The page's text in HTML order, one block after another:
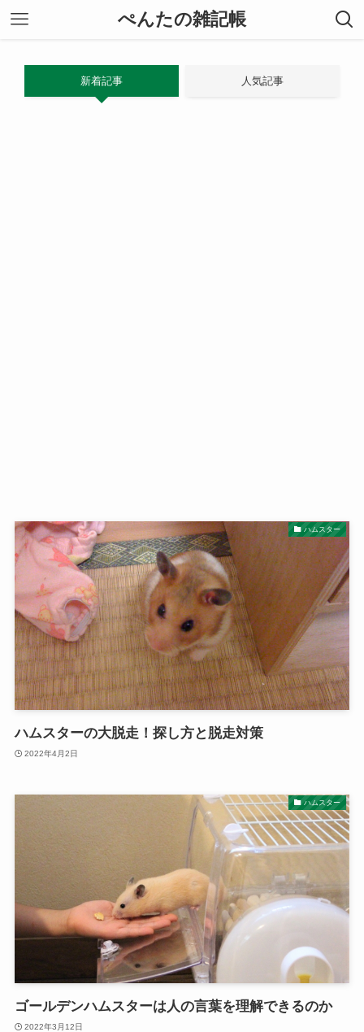
ぺんたの雑記帳
新着記事 人気記事
ハムスター
ハムスターの大脱走！探し方と脱走対策
2022年4月2日
ハムスター
ゴールデンハムスターは人の言葉を理解できるのか
2022年3月12日